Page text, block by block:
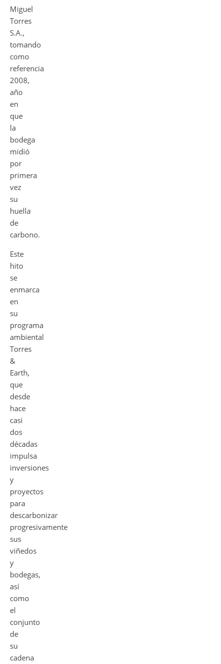
Miguel
Torres
S.A.,
tomando
como
referencia
2008,
año
en
que
la
bodega
midió
por
primera
vez
su
huella
de
carbono.
Este
hito
se
enmarca
en
su
programa
ambiental
Torres
&
Earth,
que
desde
hace
casi
dos
décadas
impulsa
inversiones
y
proyectos
para
descarbonizar
progresivamente
sus
viñedos
y
bodegas,
así
como
el
conjunto
de
su
cadena